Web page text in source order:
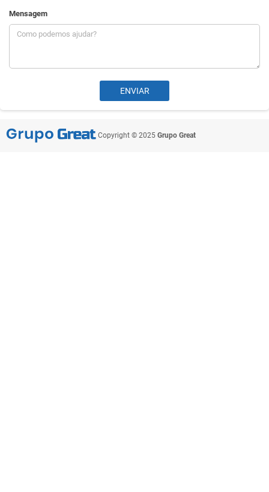
Mensagem
Copyright © 2025 Grupo Great